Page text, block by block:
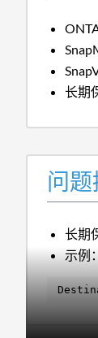
长期
问
长期
示例：